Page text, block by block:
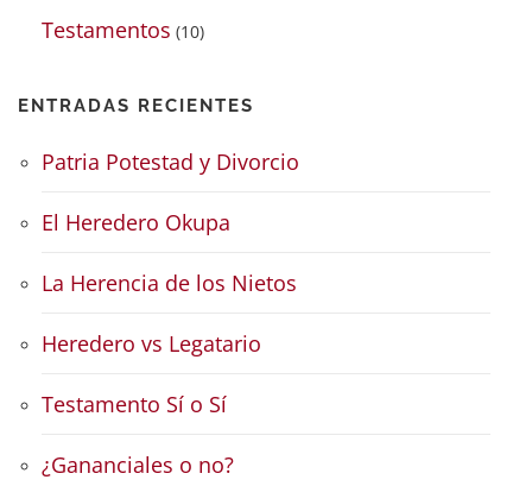
Testamentos (10)
ENTRADAS RECIENTES
Patria Potestad y Divorcio
El Heredero Okupa
La Herencia de los Nietos
Heredero vs Legatario
Testamento Sí o Sí
¿Gananciales o no?